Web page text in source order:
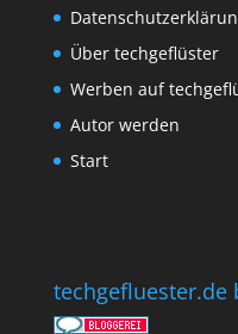
Über techgeflüster
Werben auf
Autor werden
Start
techgefluester.de